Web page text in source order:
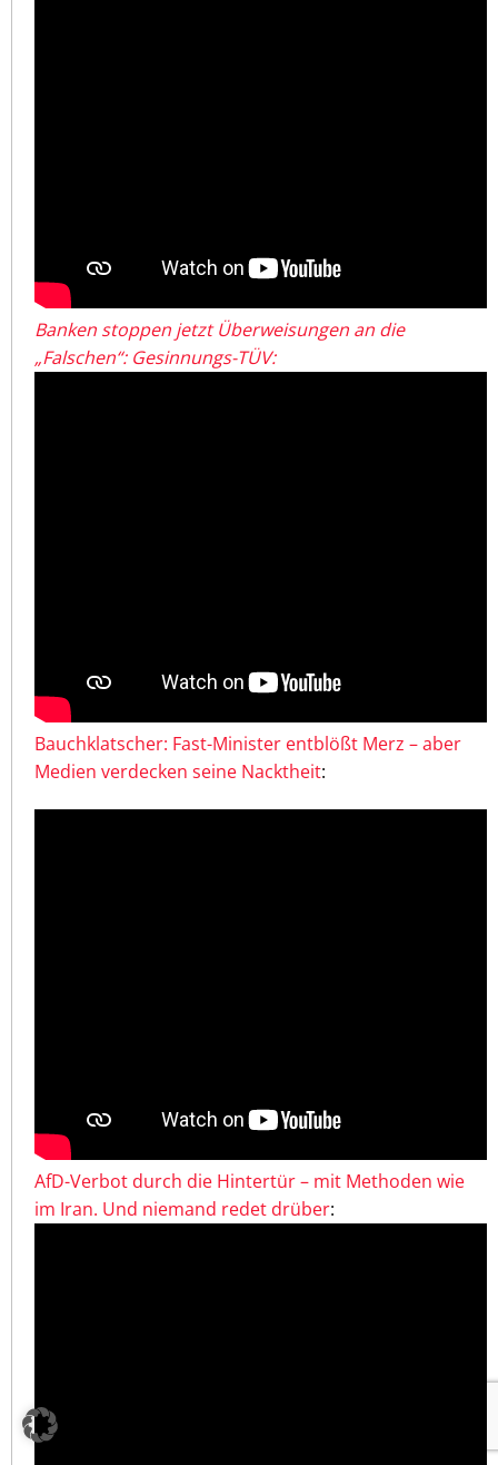
Banken stoppen jetzt Überweisungen an die
„Falschen“: Gesinnungs-TÜV:
Bauchklatscher: Fast-Minister entblößt Merz – aber
Medien verdecken seine Nacktheit:
AfD-Verbot durch die Hintertür – mit Methoden wie
im Iran. Und niemand redet drüber: